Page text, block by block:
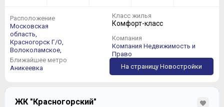
Расположение
Московская
область,
Красногорск Г/О,
Волоколамское,
Ближайшее метро
Аникеевка
Класс жилья
Комфорт-класс
Компания
Компания Недвижимость и
Право
На страницу Новостройки
ЖК "Красногорский"